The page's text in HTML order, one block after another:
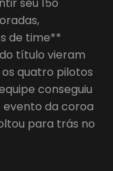
de time**
título vieram
quatro pilotos
conseguiu
evento da coroa
para trás no